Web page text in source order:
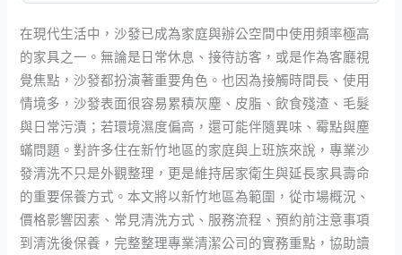
在現代生活中，沙發已成為家庭與辦公空間中使用頻率極高
的家具之一。無論是日常休息、接待訪客，或是作為客廳視
覺焦點，沙發都扮演著重要角色。也因為接觸時間長、使用
情境多，沙發表面很容易累積灰塵、皮脂、飲食殘渣、毛髮
與日常污漬；若環境濕度偏高，還可能伴隨異味、霉點與塵
蟎問題。對許多住在新竹地區的家庭與上班族來說，專業沙
發清洗不只是外觀整理，更是維持居家衛生與延長家具壽命
的重要保養方式。本文將以新竹地區為範圍，從市場概況、
價格影響因素、常見清洗方式、服務流程、預約前注意事項
到清洗後保養，完整整理專業清潔公司的實務重點，協助讀